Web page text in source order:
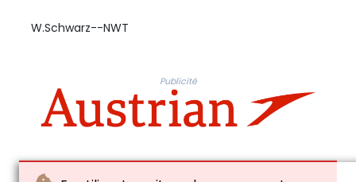
W.Schwarz--NWT
Publicité